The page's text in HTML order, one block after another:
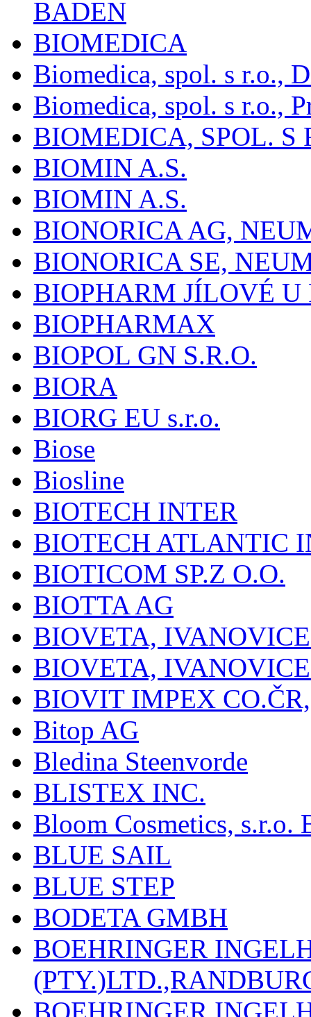
BADEN
BIOMEDICA
Biomedica, spol. s r.o.,
Biomedica, spol. s r.o.,
BIOMEDICA, SPOL. S
BIOMIN A.S.
BIOMIN A.S.
BIONORICA AG,
BIONORICA SE,
BIOPHARM JÍLOVÉ U
BIOPHARMAX
BIOPOL GN S.R.O.
BIORA
BIORG EU s.r.o.
Biose
Biosline
BIOTECH INTER
BIOTECH ATLANTIC
BIOTICOM SP.Z O.O.
BIOTTA AG
BIOVETA,
BIOVETA,
BIOVIT IMPEX
Bitop AG
Bledina Steenvorde
BLISTEX INC.
Bloom Cosmetics, s.r.o.
BLUE SAIL
BLUE STEP
BODETA GMBH
BOEHRINGER